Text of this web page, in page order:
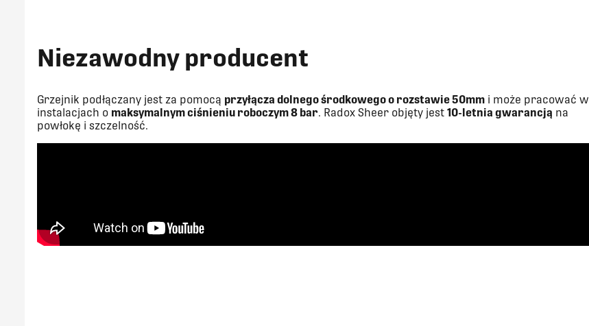
Niezawodny producent
Grzejnik podłączany jest za pomocą przyłącza dolnego środkowego o rozstawie 50mm i może pracować w
instalacjach o maksymalnym ciśnieniu roboczym 8 bar. Radox Sheer objęty jest 10-letnia gwarancją na
powłokę i szczelność.